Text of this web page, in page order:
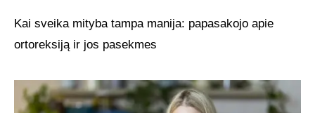
Kai sveika mityba tampa manija: papasakojo apie
ortoreksiją ir jos pasekmes